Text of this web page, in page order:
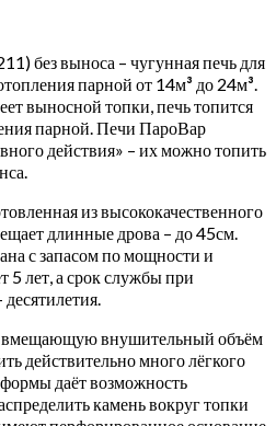
без выноса – чугунная печь для
парной от 14м³ до 24м³
выносной топки, печь топится
парной. Печи ПароВар
действия» – их можно топить
из высококачественного
длинные дрова – до 45см.
с запасом по мощности и
5 лет, а срок службы при
вмещающую внушительный объём
действительно много лёгкого
даёт возможность
камень вокруг топки